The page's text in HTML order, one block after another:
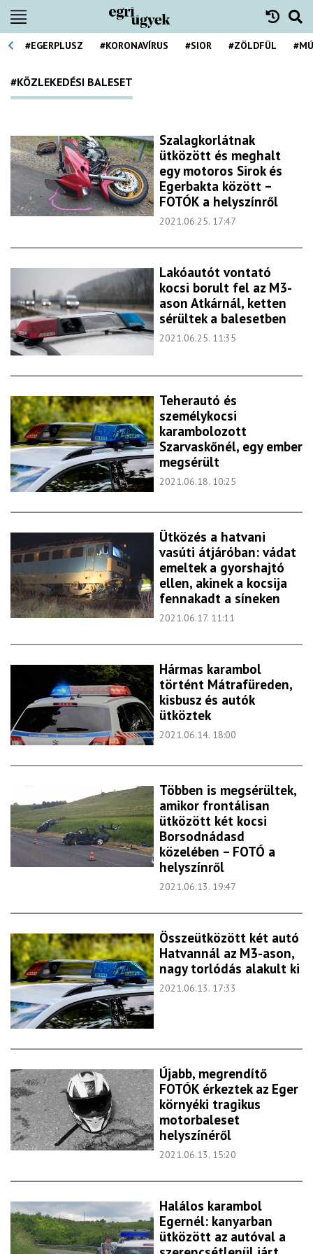
#EGERPLUSZ #KORONAVÍRUS #SIOR #ZÖLDFÜL
#KÖZLEKEDÉSI BALESET
Szalagkorlátnak
ütközött és meghalt
egy motoros Sirok és
Egerbakta között –
FOTÓK a helyszínről
2021.06.25. 17:47
Lakóautót vontató
kocsi borult fel az M3-
ason Atkárnál, ketten
sérültek a balesetben
2021.06.25. 11:35
Teherautó és
személykocsi
karambolozott
Szarvaskőnél, egy ember
megsérült
2021.06.18. 10:25
Ütközés a hatvani
vasúti átjáróban: vádat
emeltek a gyorshajtó
ellen, akinek a kocsija
fennakadt a síneken
2021.06.17. 11:11
Hármas karambol
történt Mátrafüreden,
kisbusz és autók
ütköztek
2021.06.14. 18:00
Többen is megsérültek,
amikor frontálisan
ütközött két kocsi
Borsodnádasd
közelében – FOTÓ a
helyszínről
2021.06.13. 19:47
Összeütközött két autó
Hatvannál az M3-ason,
nagy torlódás alakult ki
2021.06.13. 17:33
Újabb, megrendítő
FOTÓK érkeztek az Eger
környéki tragikus
motorbaleset
helyszínéről
2021.06.13. 15:20
Halálos karambol
Egernél: kanyarban
ütközött az autóval a